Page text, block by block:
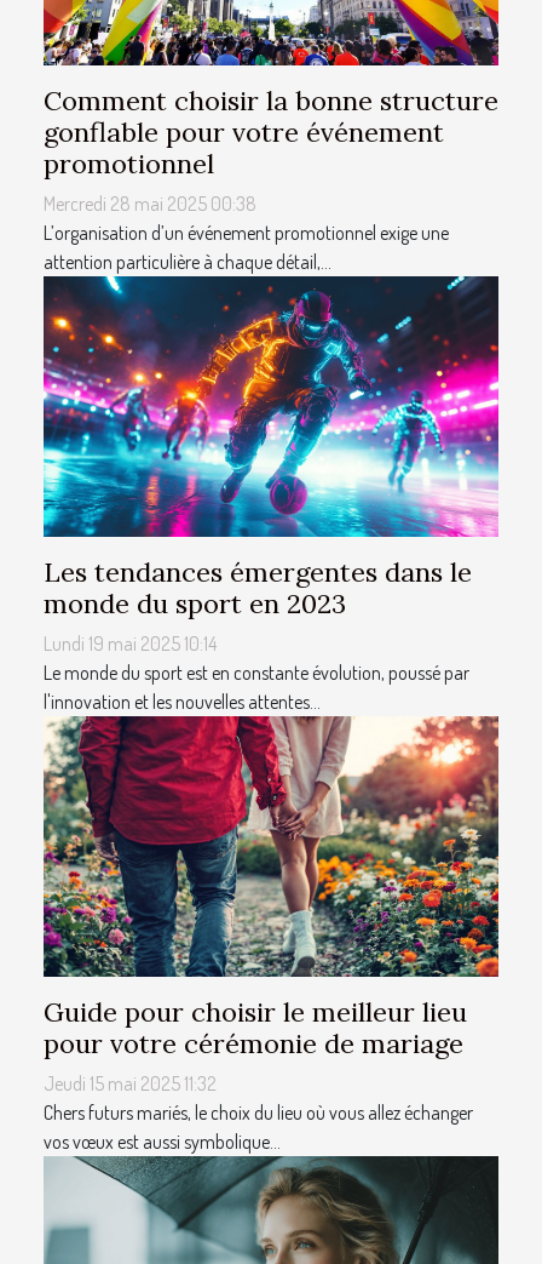
Comment choisir la bonne structure
gonflable pour votre événement
promotionnel
Mercredi 28 mai 2025 00:38
L’organisation d’un événement promotionnel exige une
attention particulière à chaque détail,...
Les tendances émergentes dans le
monde du sport en 2023
Lundi 19 mai 2025 10:14
Le monde du sport est en constante évolution, poussé par
l'innovation et les nouvelles attentes...
Guide pour choisir le meilleur lieu
pour votre cérémonie de mariage
Jeudi 15 mai 2025 11:32
Chers futurs mariés, le choix du lieu où vous allez échanger
vos vœux est aussi symbolique...